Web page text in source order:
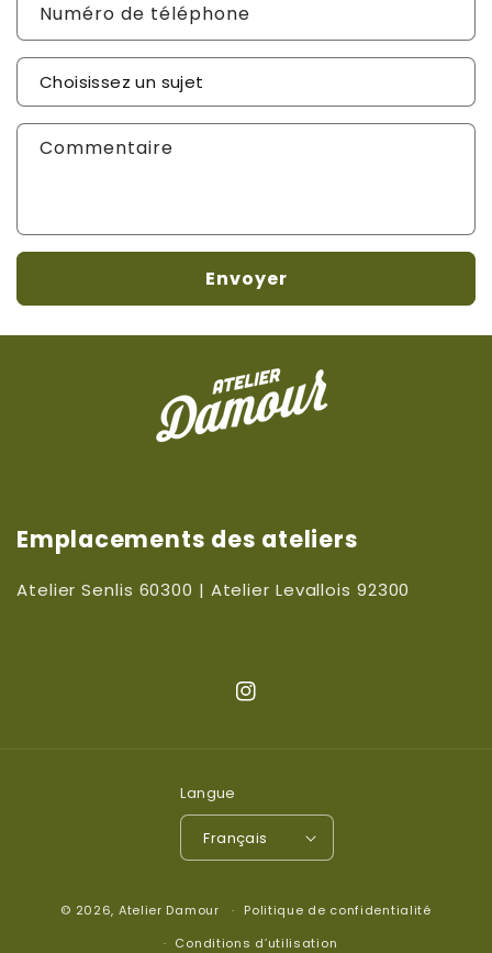
Numéro de téléphone
Sujet de votre demande
Commentaire
Envoyer
Emplacements des ateliers
Atelier Senlis 60300 | Atelier Levallois 92300
Instagram
Langue
Français
© 2026, Atelier Damour
Politique de confidentialité
Conditions d’utilisation